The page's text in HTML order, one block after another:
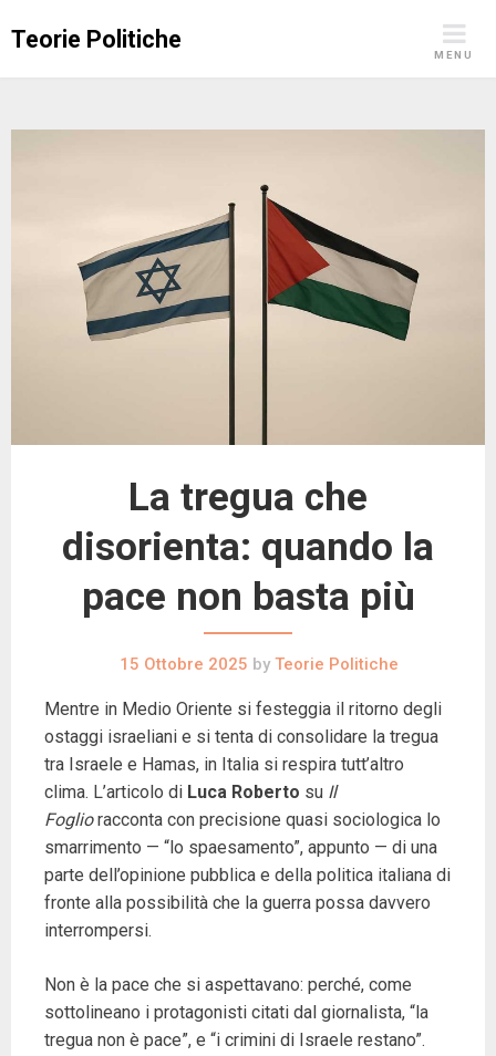
toTeorie Politiche
MENU
La tregua che
disorienta: quando la
pace non basta più
15 Ottobre 2025 by Teorie Politiche
Mentre in Medio Oriente si festeggia il ritorno degli
ostaggi israeliani e si tenta di consolidare la tregua
tra Israele e Hamas, in Italia si respira tutt’altro
clima. L’articolo di Luca Roberto su Il
Foglioracconta con precisione quasi sociologica lo
smarrimento — “lo spaesamento”, appunto — di una
parte dell’opinione pubblica e della politica italiana di
fronte alla possibilità che la guerra possa davvero
interrompersi.
Non è la pace che si aspettavano: perché, come
sottolineano i protagonisti citati dal giornalista, “la
tregua non è pace”, e “i crimini di Israele restano”.